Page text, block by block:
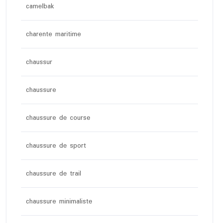
camelbak
charente maritime
chaussur
chaussure
chaussure de course
chaussure de sport
chaussure de trail
chaussure minimaliste